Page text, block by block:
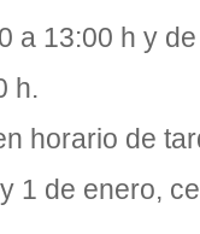
a 13:00 h y
h.
horario de
1 de enero,